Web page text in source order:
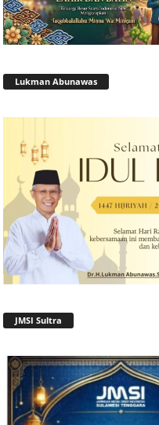
Lukman Abunawas
JMSI Sultra